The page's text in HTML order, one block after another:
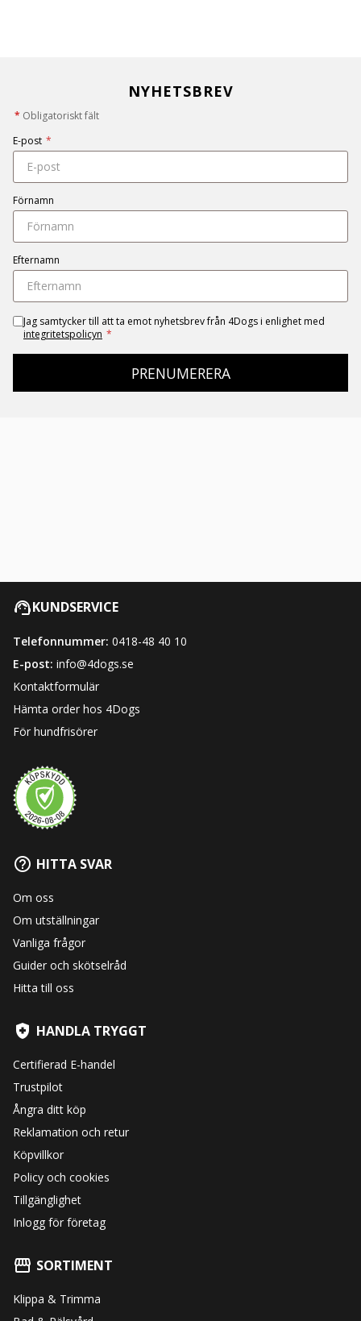
NYHETSBREV
* Obligatoriskt fält
E-post *
Förnamn
Efternamn
Jag samtycker till att ta emot nyhetsbrev från 4Dogs i enlighet med
integritetspolicyn *
PRENUMERERA
KUNDSERVICE
Telefonnummer: 0418-48 40 10
E-post: info@4dogs.se
Kontaktformulär
Hämta order hos 4Dogs
För hundfrisörer
HITTA SVAR
Om oss
Om utställningar
Vanliga frågor
Guider och skötselråd
Hitta till oss
HANDLA TRYGGT
Certifierad E-handel
Trustpilot
Ångra ditt köp
Reklamation och retur
Köpvillkor
Policy och cookies
Tillgänglighet
Inlogg för företag
SORTIMENT
Klippa & Trimma